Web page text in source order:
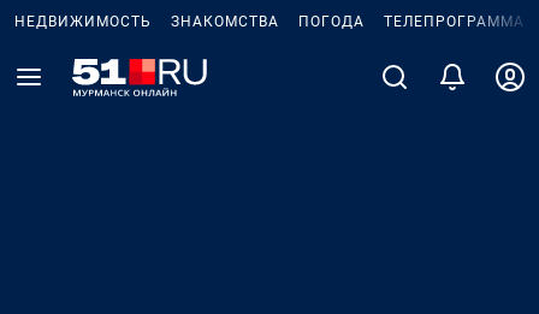
НЕДВИЖИМОСТЬ ЗНАКОМСТВА ПОГОДА ТЕЛЕПРОГРАММА